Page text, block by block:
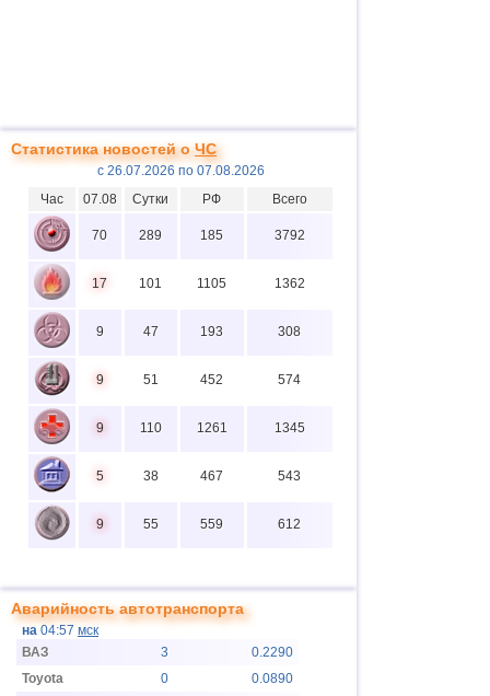
Статистика новостей оЧС
с 26.07.2026 по 07.08.2026
Час
07.08 Сутки РФ Всего
70 289 185 3792
17 101 1105 1362
9 47 193 308
9 51 452 574
9 110 1261 1345
5 38 467 543
9 55 559 612
Аварийность автотранспорта
на 04:57 мск
ВАЗ
3
0.2290
Toyota
0
0.0890